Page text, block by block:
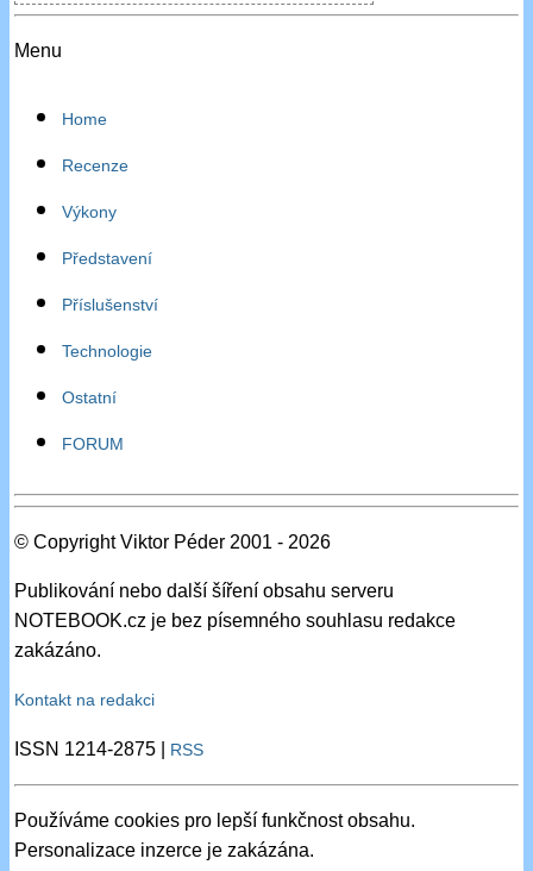
Menu
Home
Recenze
Výkony
Představení
Příslušenství
Technologie
Ostatní
FORUM
© Copyright Viktor Péder 2001 - 2026
Publikování nebo další šíření obsahu serveru
NOTEBOOK.cz je bez písemného souhlasu redakce
zakázáno.
Kontakt na redakci
ISSN 1214-2875 | RSS
Používáme cookies pro lepší funkčnost obsahu.
Personalizace inzerce je zakázána.